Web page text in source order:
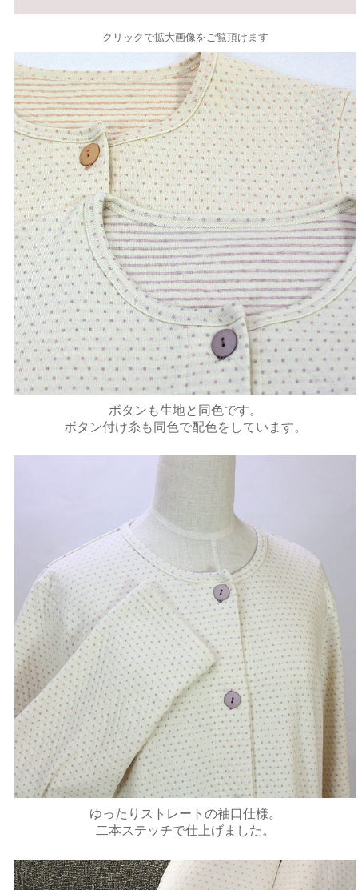
クリックで拡大画像をご覧頂けます
ボタンも生地と同色です。
ボタン付け糸も同色で配色をしています。
ゆったりストレートの袖口仕様。
二本ステッチで仕上げました。